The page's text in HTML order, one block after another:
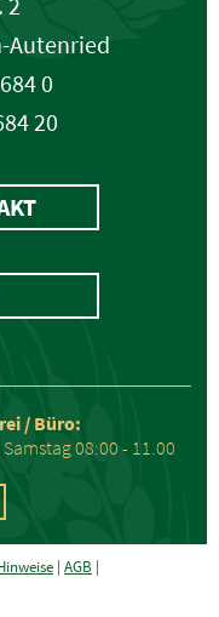
Autenried
0
20
/ Büro:
08:00 - 11.00
| AGB |